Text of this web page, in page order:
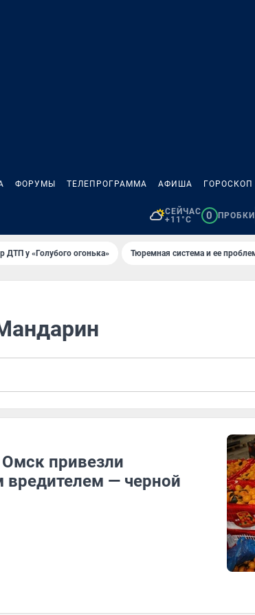
ФОРУМЫ ТЕЛЕПРОГРАММА АФИША ГОРОСКОП
СЕЙЧАС
+11°C
0 ПРОБКИ
ДТП у «Голубого огонька» Тюремная система и ее
привезли
— черной